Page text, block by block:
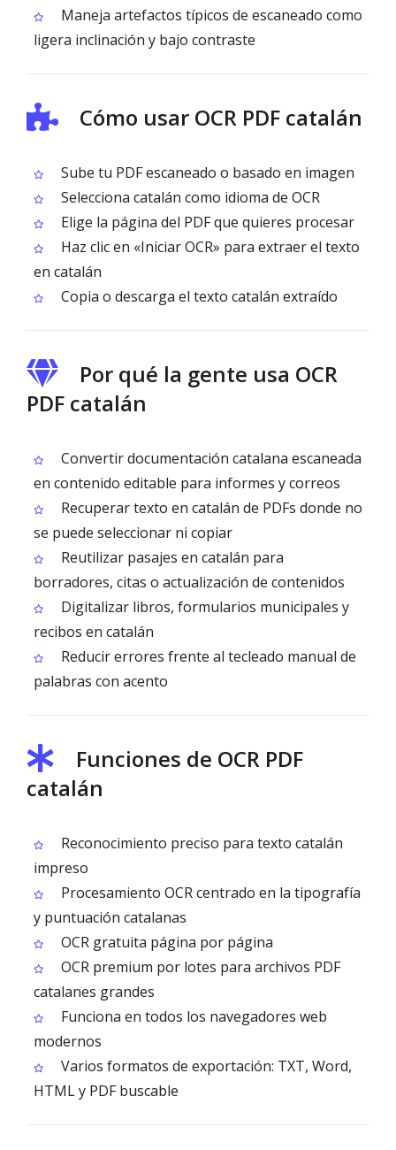
Maneja artefactos típicos de escaneado como
ligera inclinación y bajo contraste
Cómo usar OCR PDF catalán
Sube tu PDF escaneado o basado en imagen
Selecciona catalán como idioma de OCR
Elige la página del PDF que quieres procesar
Haz clic en «Iniciar OCR» para extraer el texto
en catalán
Copia o descarga el texto catalán extraído
Por qué la gente usa OCR
PDF catalán
Convertir documentación catalana escaneada
en contenido editable para informes y correos
Recuperar texto en catalán de PDFs donde no
se puede seleccionar ni copiar
Reutilizar pasajes en catalán para
borradores, citas o actualización de contenidos
Digitalizar libros, formularios municipales y
recibos en catalán
Reducir errores frente al tecleado manual de
palabras con acento
Funciones de OCR PDF
catalán
Reconocimiento preciso para texto catalán
impreso
Procesamiento OCR centrado en la tipografía
y puntuación catalanas
OCR gratuita página por página
OCR premium por lotes para archivos PDF
catalanes grandes
Funciona en todos los navegadores web
modernos
Varios formatos de exportación: TXT, Word,
HTML y PDF buscable